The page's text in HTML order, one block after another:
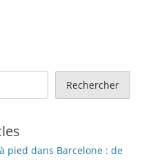
Rechercher
pied dans Barcelone : de